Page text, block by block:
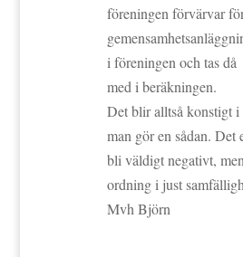
föreningen förvärvar
i föreningen och tas då
med i beräkningen.
Det blir alltså konstigt
man gör en sådan. Det
bli väldigt negativt,
ordning i just
Mvh Björn